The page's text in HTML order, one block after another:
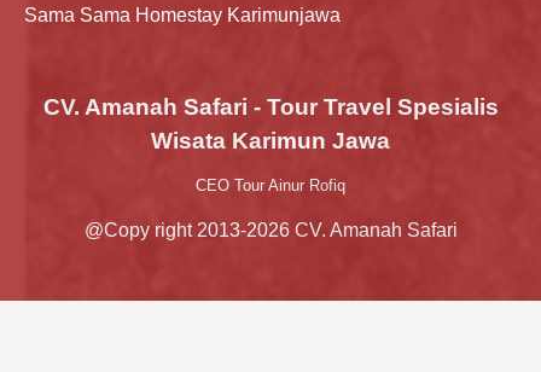
Sama Sama Homestay Karimunjawa
CV. Amanah Safari - Tour Travel Spesialis
Wisata Karimun Jawa
CEO Tour Ainur Rofiq
@Copy right 2013-2026 CV. Amanah Safari